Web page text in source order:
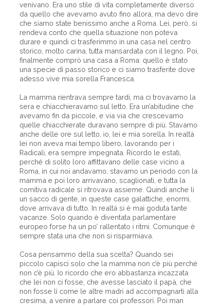
venivano. Era uno stile di vita completamente diverso
da quello che avevamo avuto fino allora, ma devo dire
che siamo state benissimo anche a Roma. Lei, però, si
rendeva conto che quella situazione non poteva
durare e quindi ci trasferimmo in una casa nel centro
storico, molto carina, tutta mansardata con il legno. Poi,
finalmente comprò una casa a Roma: quello è stato
una specie di passo storico e ci siamo trasferite dove
adesso vive mia sorella Francesca.
La mamma rientrava sempre tardi, ma ci trovavamo la
sera e chiacchieravamo sul letto. Era un’abitudine che
avevamo fin da piccole, e via via che crescevamo
quelle chiacchierate duravano sempre di più. Stavamo
anche delle ore sul letto, io, lei e mia sorella. In realtà
lei non aveva mai tempo libero, lavorando per i
Radicali, era sempre impegnata. Ricordo le estati,
perché di solito loro affittavano delle case vicino a
Roma, in cui noi andavamo, stavamo un periodo con la
mamma e poi loro arrivavano, scaglionati, e tutta la
comitiva radicale si ritrovava assieme. Quindi anche lì
un sacco di gente, in queste case galattiche, enormi,
dove arrivava di tutto. In realtà si è mai goduta tante
vacanze. Solo quando è diventata parlamentare
europeo forse ha un po’ rallentato i ritmi. Comunque è
sempre stata una che non si risparmiava.
Cosa pensammo della sua scelta? Quando sei
piccolo capisci solo che la mamma non c’è più perché
non c’è più. Io ricordo che ero abbastanza incazzata
che lei non ci fosse, che avesse lasciato il papà, che
non fosse lì come le altre madri ad accompagnarti alla
cresima, a venire a parlare coi professori. Poi man